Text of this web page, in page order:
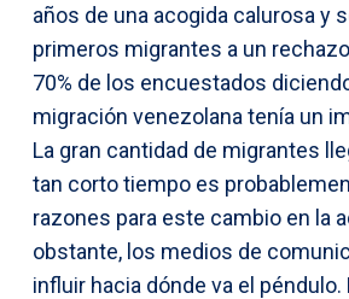
años de una acogida calurosa y
primeros migrantes a un
70% de los encuestados
migración venezolana tenía un
La gran cantidad de migrantes
tan corto tiempo es
razones para este cambio en la
obstante, los medios de
influir hacia dónde va el péndulo.